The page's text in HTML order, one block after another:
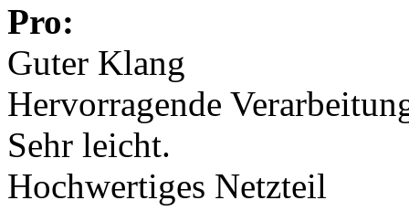
Pro:
Guter Klang
Hervorragende
Sehr leicht.
Hochwertiges Netzteil